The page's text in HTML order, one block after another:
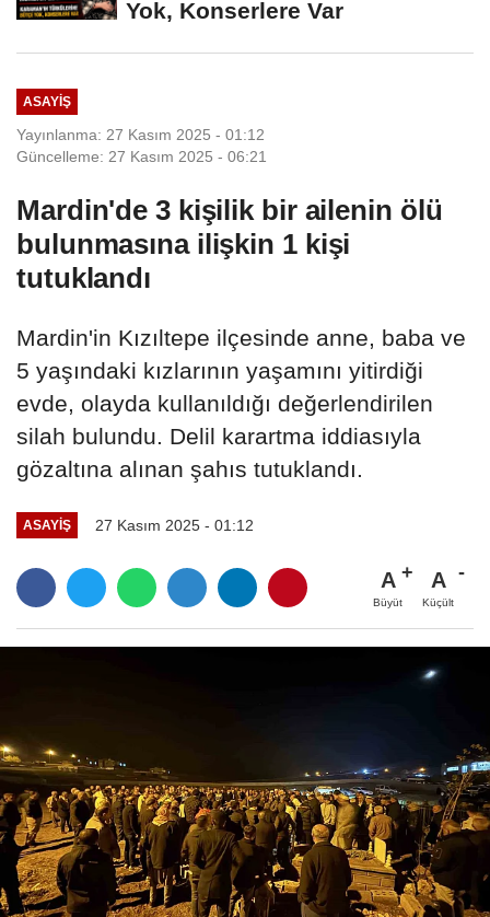
Yok, Konserlere Var
ASAYIŞ
Yayınlanma: 27 Kasım 2025 - 01:12
Güncelleme: 27 Kasım 2025 - 06:21
Mardin'de 3 kişilik bir ailenin ölü
bulunmasına ilişkin 1 kişi
tutuklandı
Mardin'in Kızıltepe ilçesinde anne, baba ve
5 yaşındaki kızlarının yaşamını yitirdiği
evde, olayda kullanıldığı değerlendirilen
silah bulundu. Delil karartma iddiasıyla
gözaltına alınan şahıs tutuklandı.
ASAYIŞ 27 Kasım 2025 - 01:12
A
Büyüt
A
Küçült